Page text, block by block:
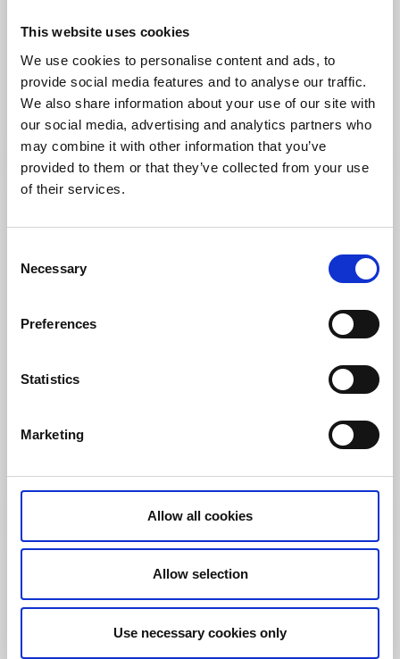
This website uses cookies
We use cookies to personalise content and ads, to
provide social media features and to analyse our traffic.
We also share information about your use of our site with
our social media, advertising and analytics partners who
may combine it with other information that you’ve
provided to them or that they’ve collected from your use
of their services.
Selection
Necessary
Preferences
Statistics
Marketing
Allow all cookies
Allow selection
Use necessary cookies only
Leder Naturområden
Strömsfors Bruksamhälle
Strömsfors
Upplev industrihistoria i Strömsfors
Läs mer
Mossebo
Läs mer